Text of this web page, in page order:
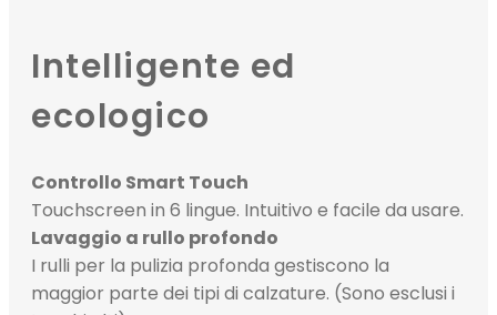
Intelligente ed
ecologico
Controllo Smart Touch
Touchscreen in 6 lingue. Intuitivo e facile da usare.
Lavaggio a rullo profondo
I rulli per la pulizia profonda gestiscono la
maggior parte dei tipi di calzature. (Sono esclusi i